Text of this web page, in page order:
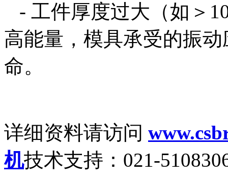
- 工件厚度过大（如＞
高能量，模具承受的振
命。
详细资料请访问
机技术支持：021-